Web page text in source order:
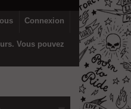
Connexion
Vous pouvez